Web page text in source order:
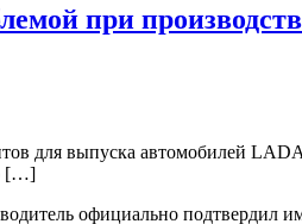
при
для выпуска автомобилей
[…]